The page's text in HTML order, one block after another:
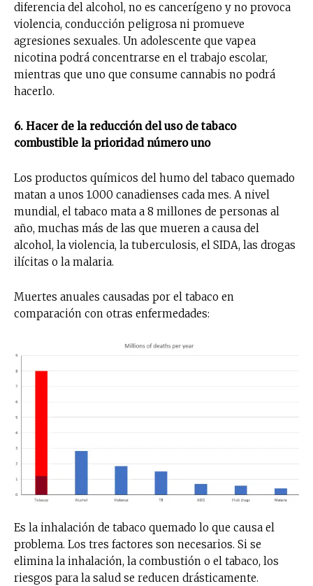
diferencia del alcohol, no es cancerígeno y no provoca
violencia, conducción peligrosa ni promueve
agresiones sexuales. Un adolescente que vapea
nicotina podrá concentrarse en el trabajo escolar,
mientras que uno que consume cannabis no podrá
hacerlo.
6. Hacer de la reducción del uso de tabaco
combustible la prioridad número uno
Los productos químicos del humo del tabaco quemado
matan a unos 1.000 canadienses cada mes. A nivel
mundial, el tabaco mata a 8 millones de personas al
año, muchas más de las que mueren a causa del
alcohol, la violencia, la tuberculosis, el SIDA, las drogas
ilícitas o la malaria.
Muertes anuales causadas por el tabaco en
comparación con otras enfermedades:
Es la inhalación de tabaco quemado lo que causa el
problema. Los tres factores son necesarios. Si se
elimina la inhalación, la combustión o el tabaco, los
riesgos para la salud se reducen drásticamente.